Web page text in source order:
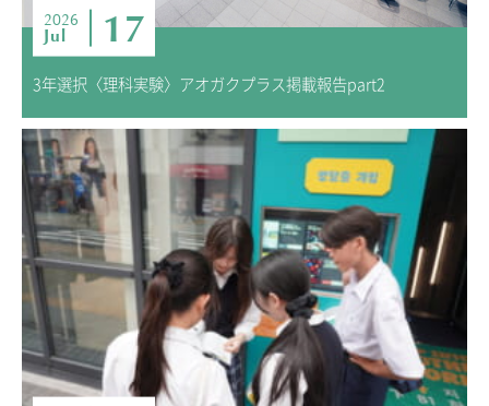
学校説明会
入試結果
入学金・学費等一覧
入試問題
学校案内
公開行事の紹介
編入学・転入学試験
よくあるご質問
INFORMATION
総合案内
ニュース・トピック
お問い合わせ
キャンパスマップ
2026
Jul 17
3年選択〈理科実験〉アオガクプラス掲載報告part2